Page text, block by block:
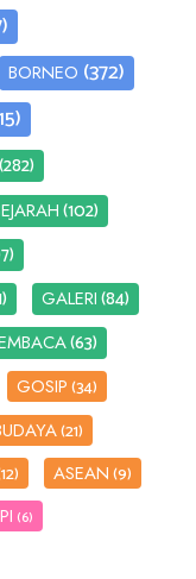
BORNEO (372)
(282)
(102)
GALERI(84)
(63)
GOSIP(34)
(21)
ASEAN(9)
(6)